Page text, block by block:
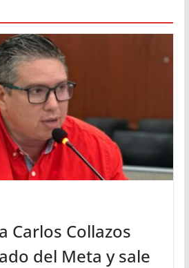
Carlos Collazos
del Meta y sale